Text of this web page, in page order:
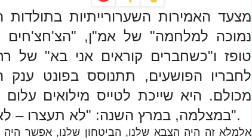
מצעד האמירות השערורייתיות בתולדות
נמוכה למלחמה" של אמ"ן, "הצ'חצ'חים
טופז ו"כשחברים קוראים אני בא" של
לחבריו הפושעים, תתנוסס בפונט ענק
מכולם. היא שייכת לטייס מילואים
במצלמה, במרץ השנה: "לא תעצרו – לא תהיה תקיפה באיראן".
אלמלא זה היה הצבא שלנו, הביטחון שלנו, אפשר